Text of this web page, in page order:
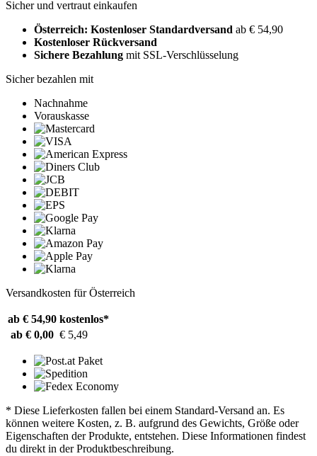
Sicher und vertraut einkaufen
Österreich: Kostenloser Standardversand ab € 54,90
Kostenloser Rückversand
Sichere Bezahlung mit SSL-Verschlüsselung
Sicher bezahlen mit
Nachnahme
Vorauskasse
Versandkosten für Österreich
ab € 54,90 kostenlos*
ab € 0,00 € 5,49
* Diese Lieferkosten fallen bei einem Standard-Versand an. Es
können weitere Kosten, z. B. aufgrund des Gewichts, Größe oder
Eigenschaften der Produkte, entstehen. Diese Informationen findest
du direkt in der Produktbeschreibung.